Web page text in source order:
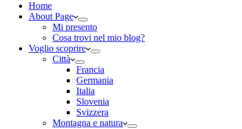
Home
About Page
Mi presento
Cosa trovi nel mio blog?
Voglio scoprire
Città
Francia
Germania
Italia
Slovenia
Svizzera
Montagna e natura